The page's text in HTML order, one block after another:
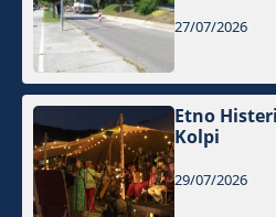
27/07/2026
Etno
Kolpi
29/07/2026